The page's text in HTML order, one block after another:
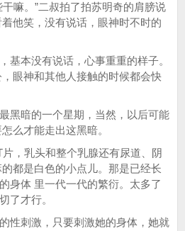
嘛。”二叔拍了拍苏明奇的肩膀说
他笑，没有说话，眼神时不时的
本没有说话，心事重重的样子。
眼神和其他人接触的时候都会快
暗的一个星期，当然，以后可能
么才能走出这黑暗。
乳头和整个乳腺还有尿道、阴
都是白色的小点儿。那是已经长
身体 里一代一代的繁衍。太多了
了才行。
刺激，只要刺激她的身体，她就